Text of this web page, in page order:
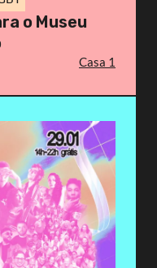
o Museu
Casa 1